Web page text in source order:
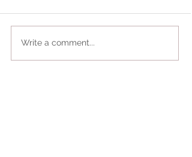
Write a comment...